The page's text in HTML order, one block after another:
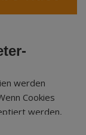
werden
Cookies
werden,